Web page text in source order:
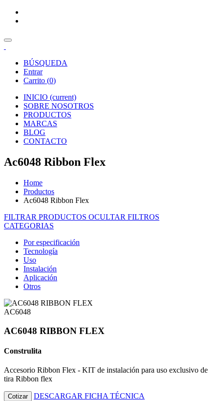
BÚSQUEDA
Entrar
Carrito (0)
INICIO (current)
SOBRE NOSOTROS
PRODUCTOS
MARCAS
BLOG
CONTACTO
Ac6048 Ribbon Flex
Home
Productos
Ac6048 Ribbon Flex
FILTRAR PRODUCTOS OCULTAR FILTROS
CATEGORIAS
Por especificación
Tecnología
Uso
Instalación
Aplicación
Otros
AC6048
AC6048 RIBBON FLEX
Construlita
Accesorio Ribbon Flex - KIT de instalación para uso exclusivo de
tira Ribbon flex
Cotizar DESCARGAR FICHA TÉCNICA